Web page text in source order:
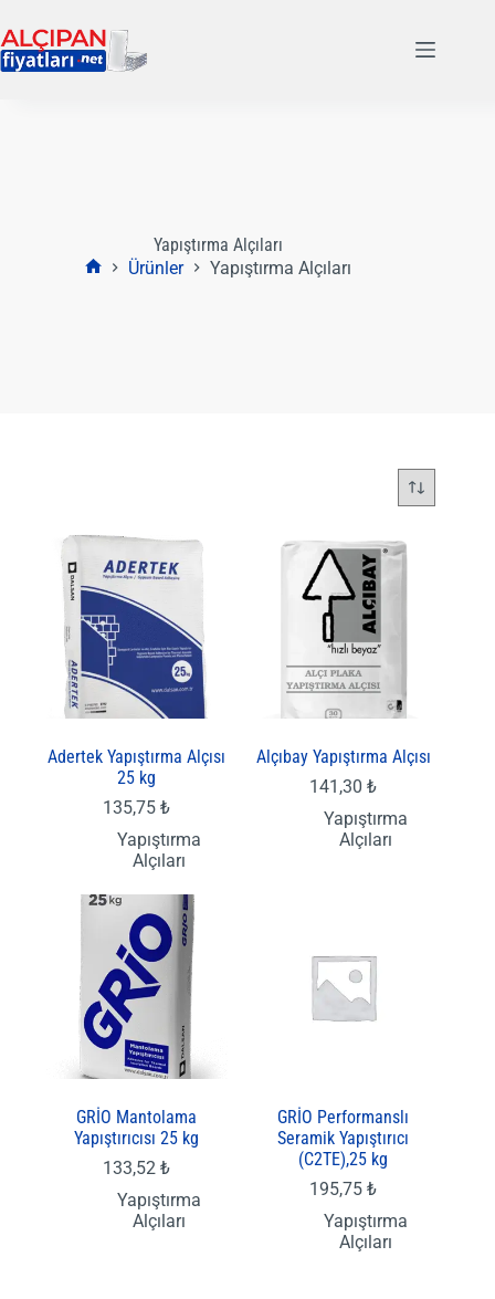
to
content
Yapıştırma Alçıları
Ürünler Yapıştırma Alçıları
Adertek Yapıştırma Alçısı
25 kg
135,75₺
Yapıştırma
Alçıları
Alçıbay Yapıştırma Alçısı
141,30₺
Yapıştırma
Alçıları
GRİO Mantolama
Yapıştırıcısı 25 kg
133,52₺
Yapıştırma
Alçıları
GRİO Performanslı
Seramik Yapıştırıcı
(C2TE),25 kg
195,75₺
Yapıştırma
Alçıları